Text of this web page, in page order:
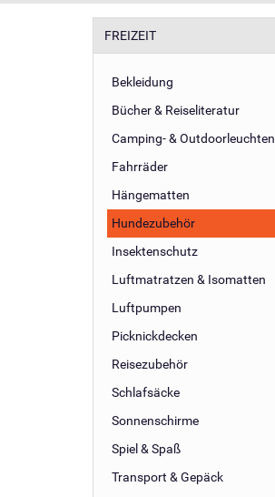
FREIZEIT
Bekleidung
Bücher & Reiseliteratur
Camping- & Outdoorleuchten
Fahrräder
Hängematten
Hundezubehör
Insektenschutz
Luftmatratzen & Isomatten
Luftpumpen
Picknickdecken
Reisezubehör
Schlafsäcke
Sonnenschirme
Spiel & Spaß
Transport & Gepäck